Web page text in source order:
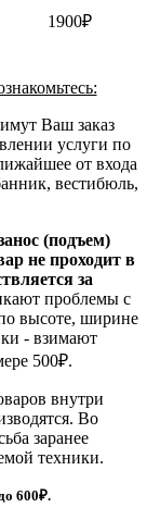
1900₽
Ваш заказ
услуги по
от входа
вестибюль,
(подъем)
не проходит в
за
проблемы с
высоте, ширине
- взимают
500₽.
внутри
Во
заранее
техники.
600₽.